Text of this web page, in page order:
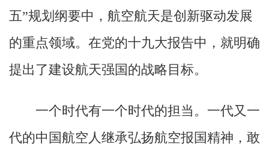
五”规划纲要中，航空航天是创新驱动发展
的重点领域。在党的十九大报告中，就明确
提出了建设航天强国的战略目标。
一个时代有一个时代的担当。一代又一
代的中国航空人继承弘扬航空报国精神，敢